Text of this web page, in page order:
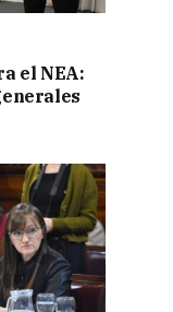
el NEA: